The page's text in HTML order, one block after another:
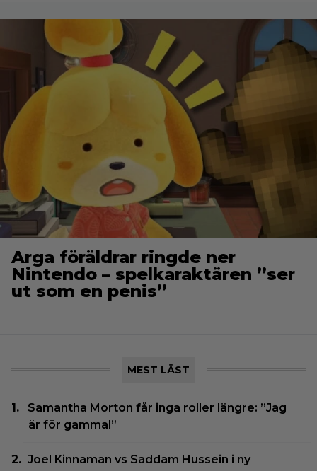
Arga föräldrar ringde ner
Nintendo – spelkaraktären ”ser
ut som en penis”
MEST LÄST
Samantha Morton får inga roller längre: ”Jag
är för gammal”
Joel Kinnaman vs Saddam Hussein i ny